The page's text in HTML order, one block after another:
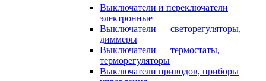
Выключатели и переключатели
электронные
Выключатели — светорегуляторы,
диммеры
Выключатели — термостаты,
терморегуляторы
Выключатели приводов, приборы